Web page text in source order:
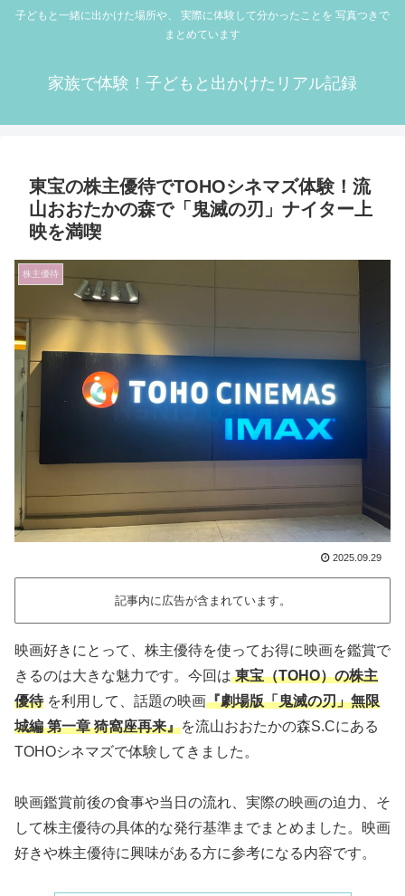
子どもと一緒に出かけた場所や、 実際に体験して分かったことを 写真つきで
まとめています
家族で体験！子どもと出かけたリアル記録
東宝の株主優待でTOHOシネマズ体験！流
山おおたかの森で「鬼滅の刃」ナイター上
映を満喫
株主優待
2025.09.29
記事内に広告が含まれています。
映画好きにとって、株主優待を使ってお得に映画を鑑賞で
きるのは大きな魅力です。今回は 東宝（TOHO）の株主
優待を利用して、話題の映画『劇場版「鬼滅の刃」無限
城編 第一章 猗窩座再来』を流山おおたかの森S.Cにある
TOHOシネマズで体験してきました。
映画鑑賞前後の食事や当日の流れ、実際の映画の迫力、そ
して株主優待の具体的な発行基準までまとめました。映画
好きや株主優待に興味がある方に参考になる内容です。